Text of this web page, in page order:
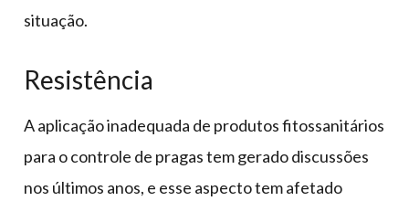
situação.
Resistência
A aplicação inadequada de produtos fitossanitários
para o controle de pragas tem gerado discussões
nos últimos anos, e esse aspecto tem afetado